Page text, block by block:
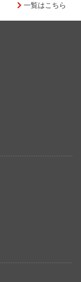
一覧はこちら